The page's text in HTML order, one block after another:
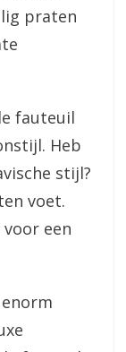
praten
fauteuil
Heb
stijl?
voet.
een